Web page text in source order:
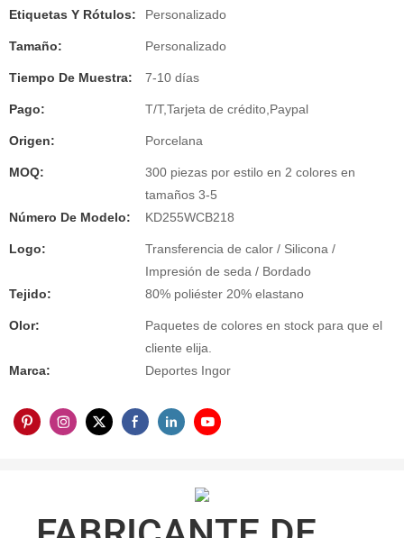
Etiquetas Y Rótulos: Personalizado
Tamaño: Personalizado
Tiempo De Muestra: 7-10 días
Pago: T/T,Tarjeta de crédito,Paypal
Origen: Porcelana
MOQ:
300 piezas por estilo en 2 colores en
tamaños 3-5
Número De Modelo:
KD255WCB218
Logo:
Transferencia de calor / Silicona /
Impresión de seda / Bordado
Tejido:
80% poliéster 20% elastano
Olor:
Paquetes de colores en stock para que el
cliente elija.
Marca:
Deportes Ingor